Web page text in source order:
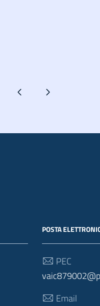
Pagina precedentePagina successiva
POSTA
PEC
Email